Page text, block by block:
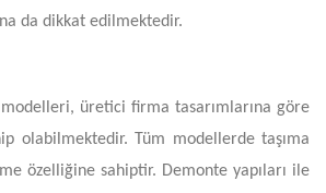
da dikkat edilmektedir.
üretici firma tasarımlarına göre
olabilmektedir. Tüm modellerde taşıma
özelliğine sahiptir. Demonte yapıları ile